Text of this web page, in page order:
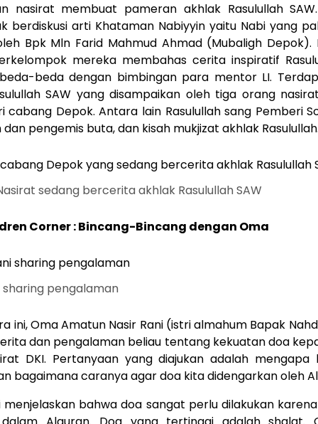
nasirat membuat pameran akhlak Rasulullah
berdiskusi arti Khataman Nabiyyin yaitu Nabi yang
Bpk Mln Farid Mahmud Ahmad (Mubaligh Depok).
mereka membahas cerita inspiratif
beda dengan bimbingan para mentor LI.
SAW yang disampaikan oleh tiga orang
cabang Depok. Antara lain Rasulullah sang Pemberi
dan pengemis buta, dan kisah mukjizat akhlak
sedang bercerita akhlak Rasulullah SAW
Corner : Bincang-Bincang dengan Oma
sharing pengalaman
ini, Oma Amatun Nasir Rani (istri almahum Bapak
dan pengalaman beliau tentang kekuatan doa
DKI. Pertanyaan yang diajukan adalah mengapa
bagaimana caranya agar doa kita didengarkan oleh
menjelaskan bahwa doa sangat perlu dilakukan